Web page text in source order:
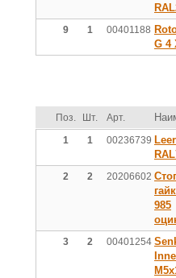
9 1 00401188
G 4
Поз. Шт. Арт.
1 1 00236739
2 2 20206602
985
3 2 00401254